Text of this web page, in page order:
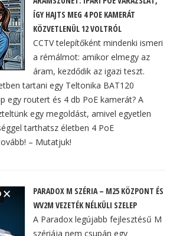
ÍGY HAJTS MEG 4 POE KAMERÁT
KÖZVETLENÜL 12 VOLTRÓL
CCTV telepítőként mindenki ismeri
a rémálmot: amikor elmegy az
áram, kezdődik az igazi teszt.
tartani egy Teltonika BAT120
egy routert és 4 db PoE kamerát? A
egy megoldást, amivel egyetlen
tarthatsz életben 4 PoE
– Mutatjuk!
PARADOX M SZÉRIA – M25 KÖZPONT ÉS
WV2M VEZETÉK NÉLKÜLI SZELEP
A Paradox legújabb fejlesztésű M
szériája nem csupán egy